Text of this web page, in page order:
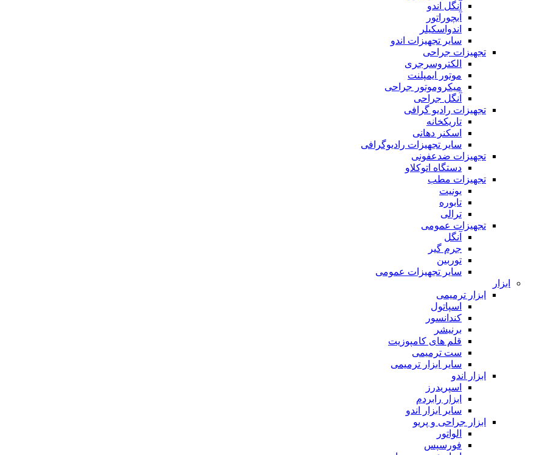
آنگل اندو
آبچوراتور
اندواسکیلر
سایر تجهیزات اندو
تجهیزات جراحی
الکتروسرجری
موتور ایمپلنت
میکروموتور جراحی
آنگل جراحی
تجهیزات رادیو گرافی
تاریکخانه
اسکنر دهانی
سایر تجهیزات رادیوگرافی
تجهیزات ضدعفونی
دستگاه اتوکلاو
تجهیزات مطب
یونیت
تابوره
ترالی
تجهیزات عمومی
آنگل
جرم گیر
توربین
سایر تجهیزات عمومی
ابزار
ابزار ترمیمی
اسپاتول
کندانسور
برنیشر
قلم های کامپوزیت
ست ترمیمی
سایر ابزار ترمیمی
ابزار اندو
اسپریدرز
ابزار رابردم
سایر ابزار اندو
ابزار جراحی و پریو
الواتور
فورسپس